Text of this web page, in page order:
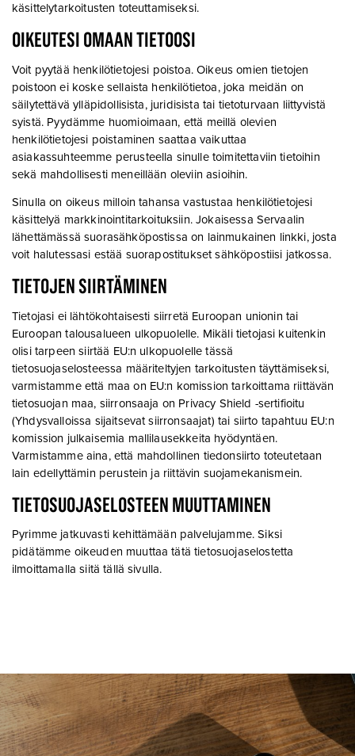
käsittelytarkoitusten toteuttamiseksi.
OIKEUTESI OMAAN TIETOOSI
Voit pyytää henkilötietojesi poistoa. Oikeus omien tietojen
poistoon ei koske sellaista henkilötietoa, joka meidän on
säilytettävä ylläpidollisista, juridisista tai tietoturvaan liittyvistä
syistä. Pyydämme huomioimaan, että meillä olevien
henkilötietojesi poistaminen saattaa vaikuttaa
asiakassuhteemme perusteella sinulle toimitettaviin tietoihin
sekä mahdollisesti meneillään oleviin asioihin.
Sinulla on oikeus milloin tahansa vastustaa henkilötietojesi
käsittelyä markkinointitarkoituksiin. Jokaisessa Servaalin
lähettämässä suorasähköpostissa on lainmukainen linkki, josta
voit halutessasi estää suorapostitukset sähköpostiisi jatkossa.
TIETOJEN SIIRTÄMINEN
Tietojasi ei lähtökohtaisesti siirretä Euroopan unionin tai
Euroopan talousalueen ulkopuolelle. Mikäli tietojasi kuitenkin
olisi tarpeen siirtää EU:n ulkopuolelle tässä
tietosuojaselosteessa määriteltyjen tarkoitusten täyttämiseksi,
varmistamme että maa on EU:n komission tarkoittama riittävän
tietosuojan maa, siirronsaaja on Privacy Shield -sertifioitu
(Yhdysvalloissa sijaitsevat siirronsaajat) tai siirto tapahtuu EU:n
komission julkaisemia mallilausekkeita hyödyntäen.
Varmistamme aina, että mahdollinen tiedonsiirto toteutetaan
lain edellyttämin perustein ja riittävin suojamekanismein.
TIETOSUOJASELOSTEEN MUUTTAMINEN
Pyrimme jatkuvasti kehittämään palvelujamme. Siksi
pidätämme oikeuden muuttaa tätä tietosuojaselostetta
ilmoittamalla siitä tällä sivulla.